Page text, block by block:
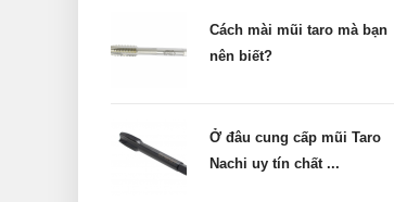
Cách mài mũi taro mà bạn
nên biết?
Ở đâu cung cấp mũi Taro
Nachi uy tín chất ...